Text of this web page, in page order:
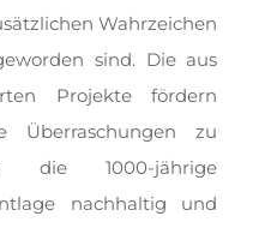
Wahrzeichen
sind. Die aus
Projekte fördern
Überraschungen zu
die 1000-jährige
nachhaltig und